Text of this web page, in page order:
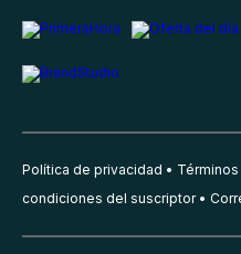
Política de privacidad
condiciones del suscriptor